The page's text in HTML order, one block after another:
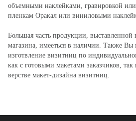
объемными наклейками, гравировкой
пленкам Оракал или виниловыми
Большая часть продукции, выставленной
магазина, имееться в наличии. Также Вы
изготвление визитниц по
как с готовыми макетами заказчиков,
верстве макет-дизайна визитниц.